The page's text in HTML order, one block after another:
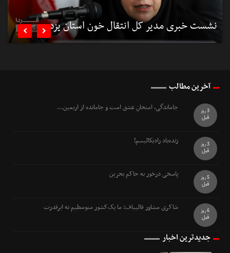
نشست خبری مدیر کل انتقال خون استان یزد  
آخرین مطالب
جاماندگی، امتحانِ عشق است و جامانده از اربعین...
3 روز
قبل
زنده‌باد رادیکالیسم!
3 روز
قبل
پاسخی درخور به حاکم بحرین
5 روز
قبل
شاکری مشاور قالیباف: ما یک‌کشور متوسطیم نه ابرقدرت
6 روز
قبل
جدیدترین اخبار